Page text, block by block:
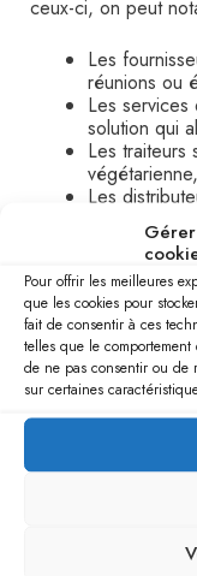
Pour offrir les meilleures
que les cookies pour
fait de consentir à ces
telles que le
de ne pas consentir ou de
sur certaines
ceux-ci, on peut
Les
réunions ou
Les
solution qui
Les traiteurs
Les
snacks pour
Ainsi, chaque
mix de solutions
moyens et aux
Créer un
L’idéal est de
spacieux et
favorisant ainsi
fontaines à eau,